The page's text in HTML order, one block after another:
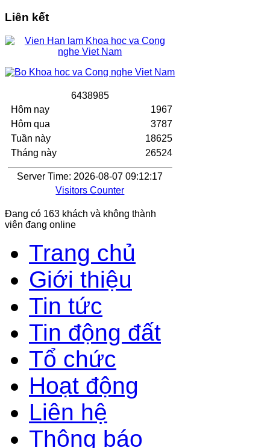
Liên kết
6438985
Hôm nay
Hôm qua
Tuần này
Tháng này
1967
3787
18625
26524
Server Time: 2026-08-07 09:12:17
Visitors Counter
Đang có 163 khách và không thành
viên đang online
Trang chủ
Giới thiệu
Tin tức
Tin động đất
Tổ chức
Hoạt động
Liên hệ
Thông báo